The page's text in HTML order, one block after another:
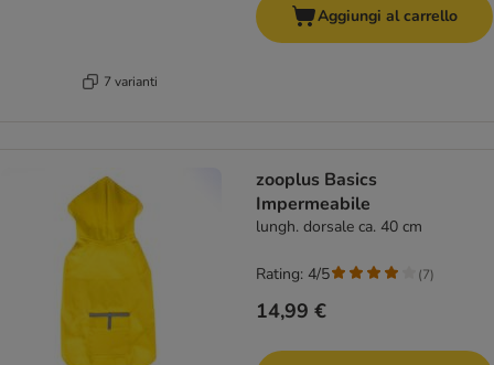
7 varianti
Aggiungi al carrello
zooplus Basics
Impermeabile
lungh. dorsale ca. 40 cm
14,99 €
Rating: 4/5 (7)